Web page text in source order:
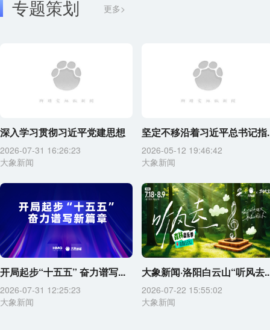
专题策划 更多>
深入学习贯彻习近平党建思想
2026-07-31 16:26:23
大象新闻
坚定不移沿着习近平总书记指
2026-05-12 19:46:42
大象新闻
开局起步“十五五” 奋力谱写...
2026-07-31 12:25:23
大象新闻
大象新闻·洛阳白云山“听风去
2026-07-22 15:55:02
大象新闻